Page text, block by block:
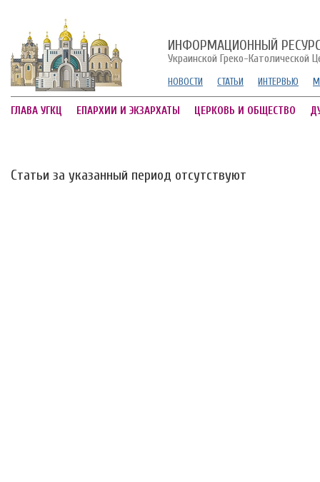
ИНФОРМАЦИОННЫЙ
Украинской Греко-Католической
НОВОСТИ СТАТЬИ ИНТЕРВЬЮ
ГЛАВА УГКЦ ЕПАРХИИ И ЭКЗАРХАТЫ ЦЕРКОВЬ И ОБЩЕСТВО
Статьи за указанный период отсутствуют